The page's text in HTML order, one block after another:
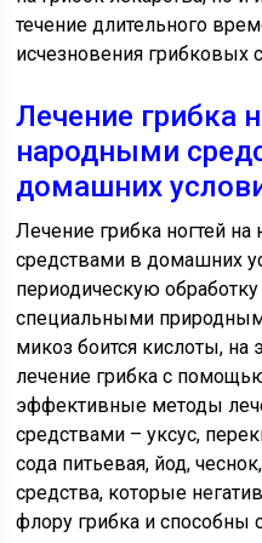
течение длительного
исчезновения грибковых
Лечение грибка
народными
домашних
Лечение грибка ногтей
средствами в домашних
периодическую
специальными
микоз боится кислоты, на
лечение грибка с
эффективные методы
средствами – уксус,
сода питьевая, йод,
средства, которые
флору грибка и способны